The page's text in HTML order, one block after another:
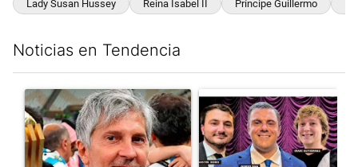
Lady Susan Hussey Reina Isabel II Príncipe Guillermo
Noticias en Tendencia
Un artículo de tendencia con el título "Murió Jorge Messi, el
Un artículo de tendencia con